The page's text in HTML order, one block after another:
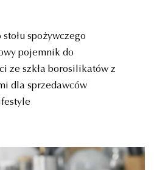
spożywczego
pojemnik do
ze szkła borosilikatów z
dla sprzedawców